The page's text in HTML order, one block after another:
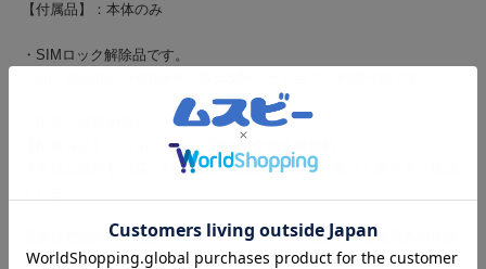
【付属品】：本体のみ
・SIMロック解除品です。
【配送方法】クロネコヤマト宅急便 全国送料無料
【赤ロム保障】当店・特定商取引に関する法律に基づく表示をご確認
店舗併売品のためご購入いただくタイミングによって販売済みの場合
がございます。